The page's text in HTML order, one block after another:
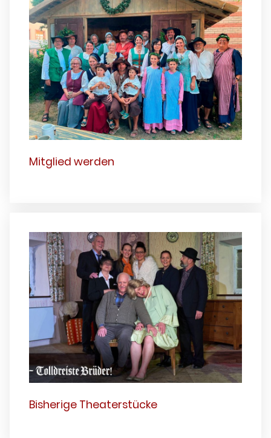
Mitglied werden
Bisherige Theaterstücke